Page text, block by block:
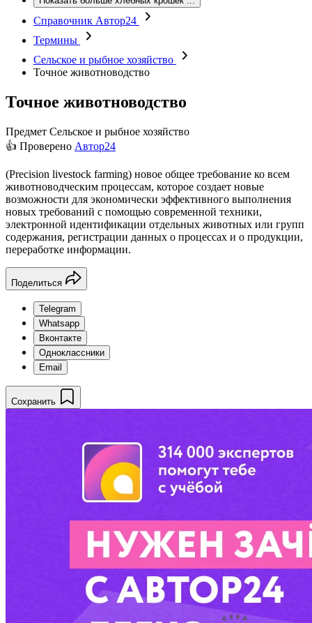
Справочник Автор24
Термины
Сельское и рыбное хозяйство
Точное животноводство
Точное животноводство
Предмет Сельское и рыбное хозяйство
👍 Проверено Автор24
(Precision livestock farming) новое общее требование ко всем
животноводческим процессам, которое создает новые
возможности для экономически эффективного выполнения
новых требований с помощью современной техники,
электронной идентификации отдельных животных или групп
содержания, регистрации данных о процессах и о продукции,
переработке информации.
Поделиться
Telegram
Whatsapp
Вконтакте
Одноклассники
Email
Сохранить